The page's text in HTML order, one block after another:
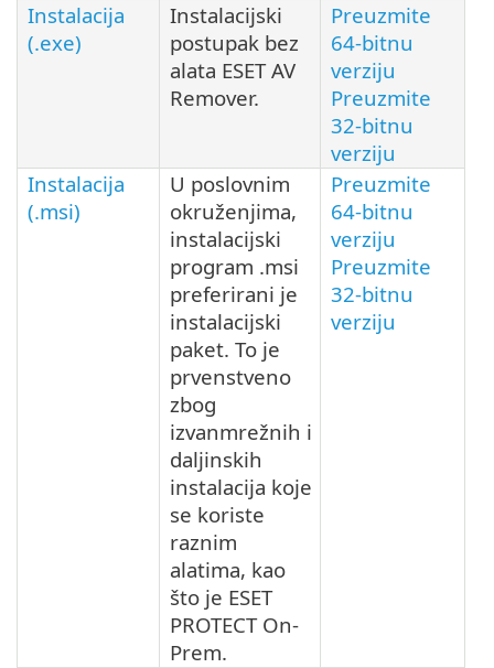
Instalacija
(.exe)
Instalacijski
postupak bez
alata ESET AV
Remover.
Preuzmite
64-bitnu
verziju
Preuzmite
32-bitnu
verziju
Instalacija
(.msi)
U poslovnim
okruženjima,
instalacijski
program .msi
preferirani je
instalacijski
paket. To je
prvenstveno
zbog
izvanmrežnih i
daljinskih
instalacija koje
se koriste
raznim
alatima, kao
što je ESET
PROTECT On-
Prem.
Preuzmite
64-bitnu
verziju
Preuzmite
32-bitnu
verziju